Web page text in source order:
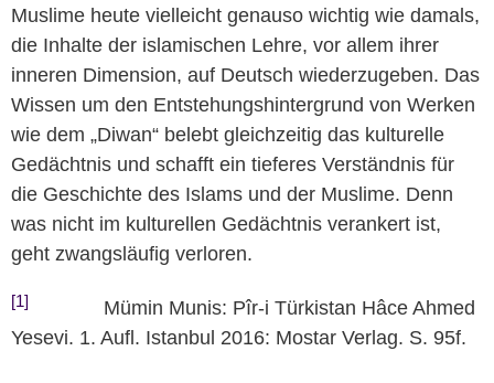
Muslime heute vielleicht genauso wichtig wie damals,
die Inhalte der islamischen Lehre, vor allem ihrer
inneren Dimension, auf Deutsch wiederzugeben. Das
Wissen um den Entstehungshintergrund von Werken
wie dem „Diwan“ belebt gleichzeitig das kulturelle
Gedächtnis und schafft ein tieferes Verständnis für
die Geschichte des Islams und der Muslime. Denn
was nicht im kulturellen Gedächtnis verankert ist,
geht zwangsläufig verloren.
[1]
Mümin Munis: Pîr-i Türkistan Hâce Ahmed
Yesevi. 1. Aufl. Istanbul 2016: Mostar Verlag. S. 95f.